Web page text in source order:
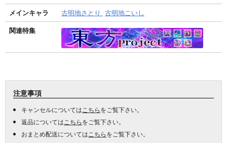
メインキャラ 古明地さとり 古明地こいし
関連特集
注意事項
キャンセルについては こちらをご覧下さい。
返品については こちらをご覧下さい。
おまとめ配送については こちらをご覧下さい。